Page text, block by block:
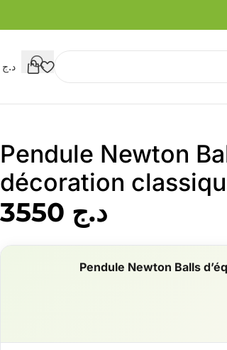
د.ج
Pendule Newton
décoration
د.ج
Pendule Newton Balls